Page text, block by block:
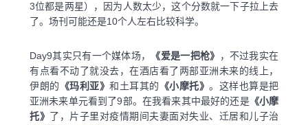
3位都是两星），因为人数太少，这个分数就一下子拉上去
了。场刊可能还是10个人左右比较科学。
Day9其实只有一个媒体场， 《爱是一把枪》
，不过我实在
有点看不动了就没去，在酒店看了两部亚洲未来的线上，
伊朗的 《玛利亚》 和土耳其的 《小摩托》 。这样也算是把
亚洲未来单元看到了9部。在我看来其中最好的还是《小摩
托》 了，片子里对疫情期间夫妻面对失业、迁居和儿子治